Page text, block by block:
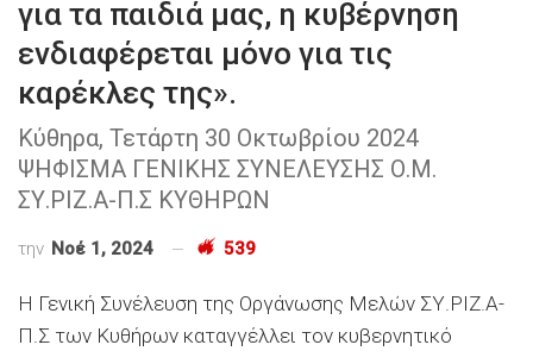
για τα παιδιά μας, η κυβέρνηση
ενδιαφέρεται μόνο για τις
καρέκλες της».
Κύθηρα, Τετάρτη 30 Οκτωβρίου 2024
ΨΗΦΙΣΜΑ ΓΕΝΙΚΗΣ ΣΥΝΕΛΕΥΣΗΣ Ο.Μ.
ΣΥ.ΡΙΖ.Α-Π.Σ ΚΥΘΗΡΩΝ
την Νοέ 1, 2024 539
Η Γενική Συνέλευση της Οργάνωσης Μελών ΣΥ.ΡΙΖ.Α-
Π.Σ των Κυθήρων καταγγέλλει τον κυβερνητικό